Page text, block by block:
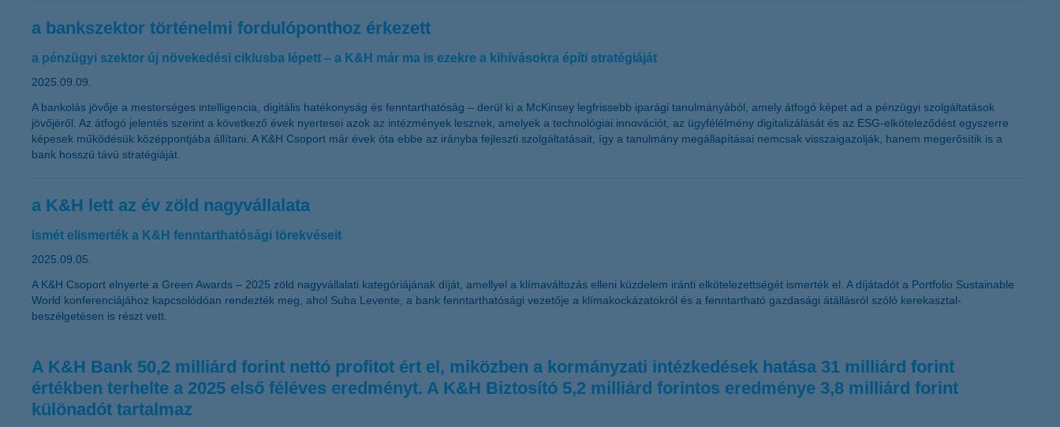
a bankszektor történelmi fordulóponthoz érkezett
a pénzügyi szektor új növekedési ciklusba lépett – a K&H már ma is ezekre a kihívásokra építi stratégiáját
2025.09.09.
A bankolás jövője a mesterséges intelligencia, digitális hatékonyság és fenntarthatóság – derül ki a McKinsey legfrissebb iparági tanulmányából, amely átfogó képet ad a pénzügyi szolgáltatások
jövőjéről. Az átfogó jelentés szerint a következő évek nyertesei azok az intézmények lesznek, amelyek a technológiai innovációt, az ügyfélélmény digitalizálását és az ESG-elköteleződést egyszerre
képesek működésük középpontjába állítani. A K&H Csoport már évek óta ebbe az irányba fejleszti szolgáltatásait, így a tanulmány megállapításai nemcsak visszaigazolják, hanem megerősítik is a
bank hosszú távú stratégiáját.
a K&H lett az év zöld nagyvállalata
ismét elismerték a K&H fenntarthatósági törekvéseit
2025.09.05.
A K&H Csoport elnyerte a Green Awards – 2025 zöld nagyvállalati kategóriájának díját, amellyel a klímaváltozás elleni küzdelem iránti elkötelezettségét ismerték el. A díjátadót a Portfolio Sustainable
World konferenciájához kapcsolódóan rendezték meg, ahol Suba Levente, a bank fenntarthatósági vezetője a klímakockázatokról és a fenntartható gazdasági átállásról szóló kerekasztal-
beszélgetésen is részt vett.
A K&H Bank 50,2 milliárd forint nettó profitot ért el, miközben a kormányzati intézkedések hatása 31 milliárd forint
értékben terhelte a 2025 első féléves eredményt. A K&H Biztosító 5,2 milliárd forintos eredménye 3,8 milliárd forint
különadót tartalmaz